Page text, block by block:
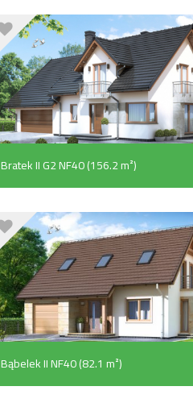
Bratek II G2 NF40 (156.2 m²)
Bąbelek II NF40 (82.1 m²)